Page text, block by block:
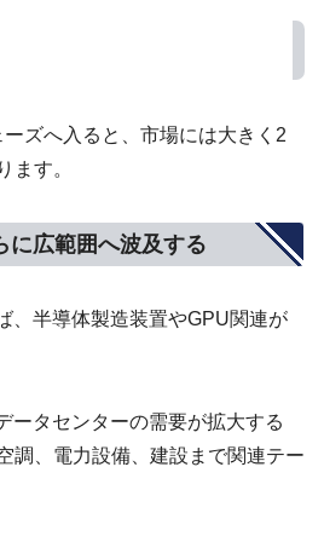
ズへ入ると、市場には大きく2
ます。
に広範囲へ波及する
、半導体製造装置やGPU関連が
ータセンターの需要が拡大する
調、電力設備、建設まで関連テー